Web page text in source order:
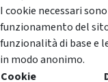
I cookie necessari
funzionamento del
funzionalità di base e
in modo anonimo.
Cookie